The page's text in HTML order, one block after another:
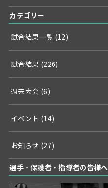
カテゴリー
試合結果一覧 (12)
試合結果 (226)
過去大会 (6)
イベント (14)
お知らせ (27)
選手・保護者・指導者の皆様へ